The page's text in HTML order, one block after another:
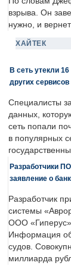
взрыва. Он
нужно, и
ХАЙТЕК
В сеть утекли
других сервисов
Специалисты
данных,
сеть попали
в популярных
Разработчики
заявление о
Разработчик
системы
ООО «Гиперус»
Информация об
судов.
миллиарда